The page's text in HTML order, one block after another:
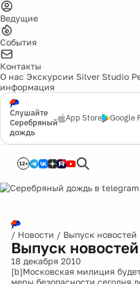
Ведущие
События
Контакты
О нас Экскурсии Silver Studio
информация
Слушайте
Серебряный
дождь
App Store Google
12+
/ Новости / Выпуск новостей
Выпуск новостей
18 декабря 2010
[b]Московская милиция